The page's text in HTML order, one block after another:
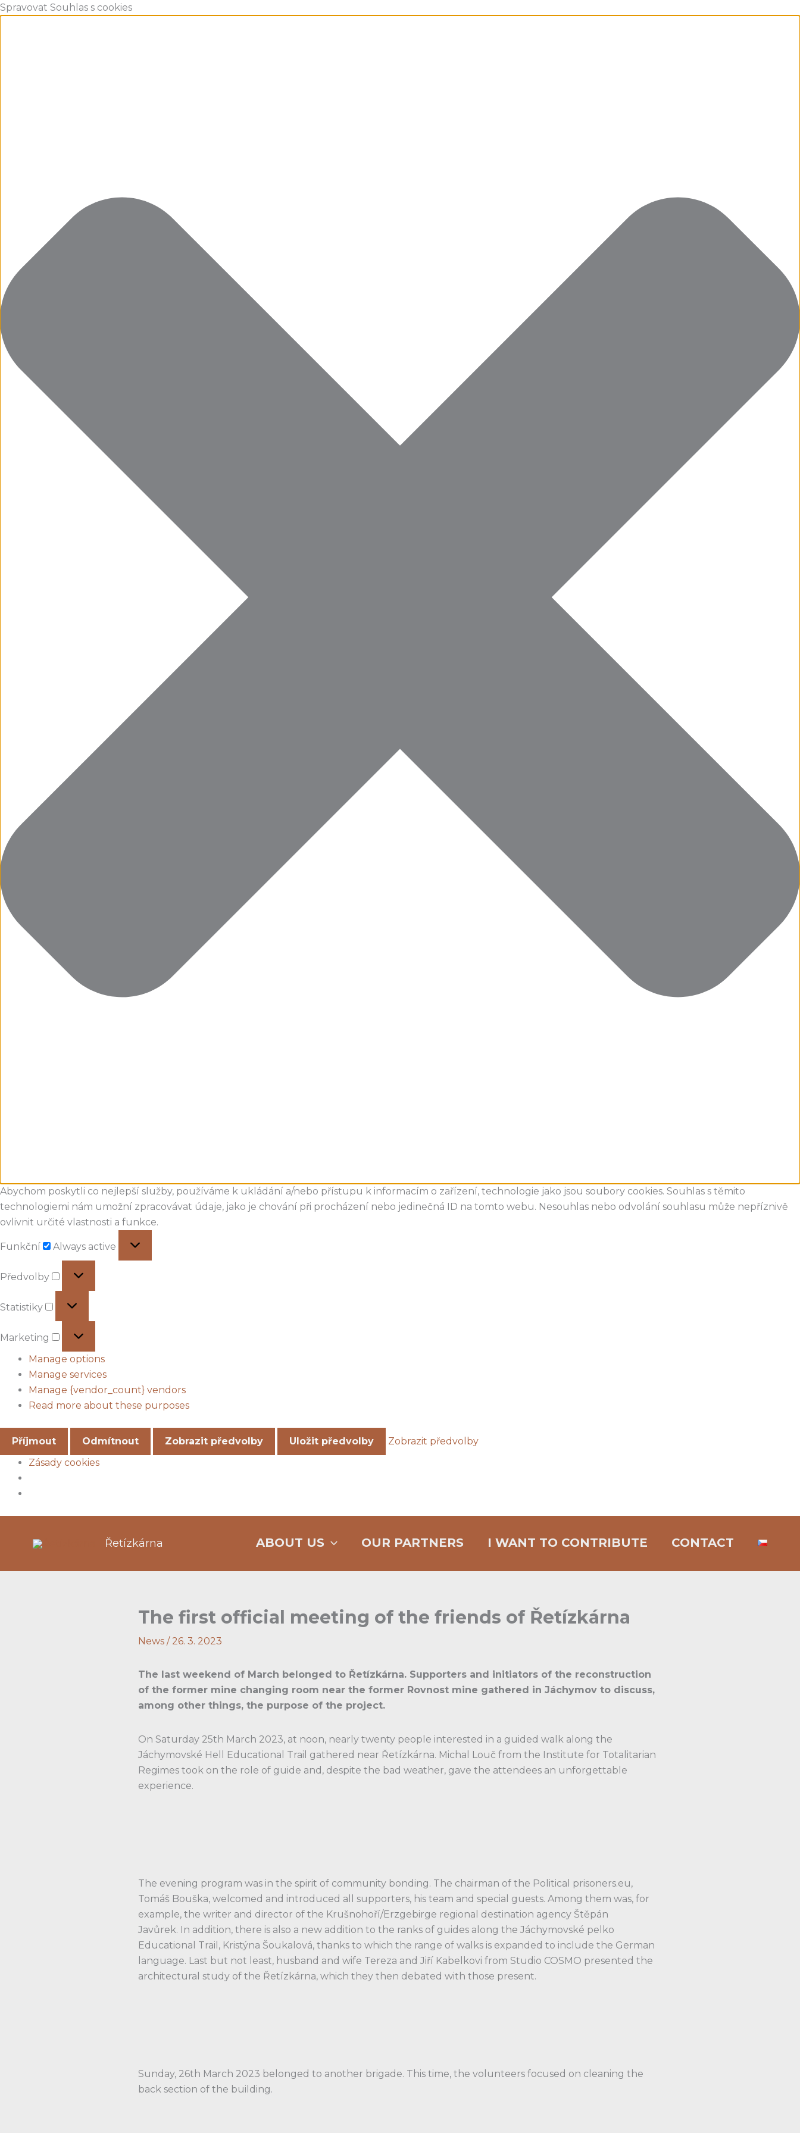
Spravovat Souhlas s cookies
Abychom poskytli co nejlepší služby, používáme k ukládání a/nebo přístupu k informacím o zařízení, technologie jako jsou soubory cookies. Souhlas s těmito
technologiemi nám umožní zpracovávat údaje, jako je chování při procházení nebo jedinečná ID na tomto webu. Nesouhlas nebo odvolání souhlasu může nepříznivě
ovlivnit určité vlastnosti a funkce.
Funkční
Always active
Předvolby
Statistiky
Marketing
Manage options
Manage services
Manage {vendor_count} vendors
Read more about these purposes
Příjmout Odmítnout Zobrazit předvolby Uložit předvolby
Zobrazit předvolby
Zásady cookies
Řetízkárna ABOUT US OUR PARTNERS I WANT TO CONTRIBUTE CONTACT
The first official meeting of the friends of Řetízkárna
News / 26. 3. 2023
The last weekend of March belonged to Řetízkárna. Supporters and initiators of the reconstruction
of the former mine changing room near the former Rovnost mine gathered in Jáchymov to discuss,
among other things, the purpose of the project.
On Saturday 25th March 2023, at noon, nearly twenty people interested in a guided walk along the
Jáchymovské Hell Educational Trail gathered near Řetízkárna. Michal Louč from the Institute for Totalitarian
Regimes took on the role of guide and, despite the bad weather, gave the attendees an unforgettable
experience.
The evening program was in the spirit of community bonding. The chairman of the Political prisoners.eu,
Tomáš Bouška, welcomed and introduced all supporters, his team and special guests. Among them was, for
example, the writer and director of the Krušnohoří/Erzgebirge regional destination agency Štěpán
Javůrek. In addition, there is also a new addition to the ranks of guides along the Jáchymovské pelko
Educational Trail, Kristýna Šoukalová, thanks to which the range of walks is expanded to include the German
language. Last but not least, husband and wife Tereza and Jiří Kabelkovi from Studio COSMO presented the
architectural study of the Řetízkárna, which they then debated with those present.
Sunday, 26th March 2023 belonged to another brigade. This time, the volunteers focused on cleaning the
back section of the building.